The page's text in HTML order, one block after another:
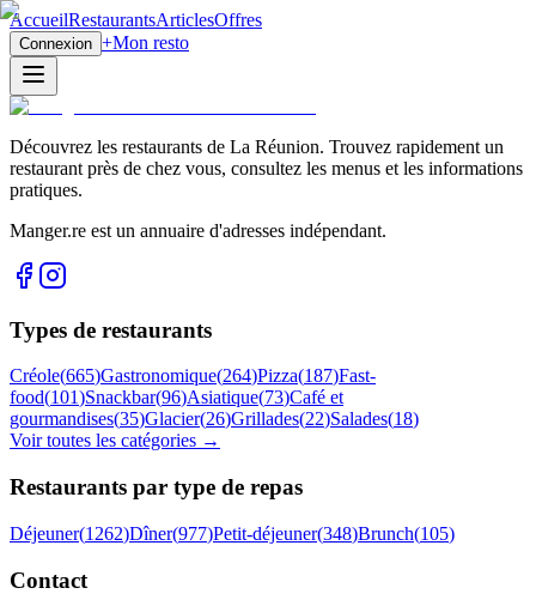
AccueilRestaurantsArticlesOffres
Connexion +Mon resto
Découvrez les restaurants de La Réunion. Trouvez rapidement un
restaurant près de chez vous, consultez les menus et les informations
pratiques.
Manger.re est un annuaire d'adresses indépendant.
Types de restaurants
Créole(665)Gastronomique(264)Pizza(187)Fast-
food(101)Snackbar(96)Asiatique(73)Café et
gourmandises(35)Glacier(26)Grillades(22)Salades(18)
Voir toutes les catégories →
Restaurants par type de repas
Déjeuner(1262)Dîner(977)Petit-déjeuner(348)Brunch(105)
Contact